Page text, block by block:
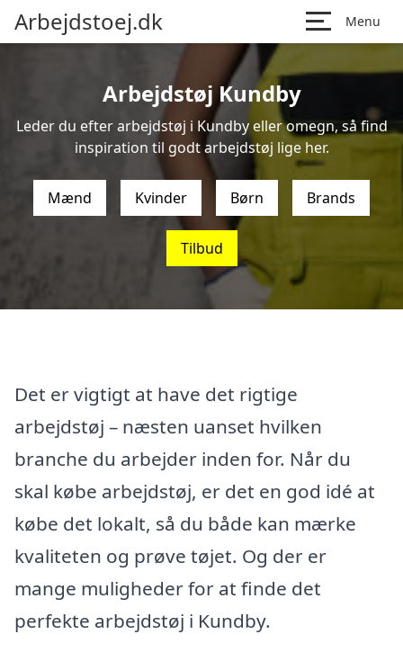
Arbejdstoej.dk Menu
Arbejdstøj Kundby
Leder du efter arbejdstøj i Kundby eller omegn, så find
inspiration til godt arbejdstøj lige her.
Mænd Kvinder Børn Brands
Tilbud
Det er vigtigt at have det rigtige
arbejdstøj – næsten uanset hvilken
branche du arbejder inden for. Når du
skal købe arbejdstøj, er det en god idé at
købe det lokalt, så du både kan mærke
kvaliteten og prøve tøjet. Og der er
mange muligheder for at finde det
perfekte arbejdstøj i Kundby.